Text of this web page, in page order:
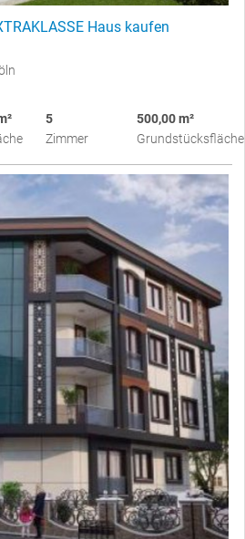
Haus kaufen
5
Zimmer
500,00 m²
Grundstücksfläche